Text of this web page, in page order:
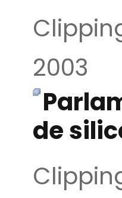
2003
de